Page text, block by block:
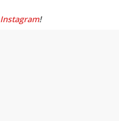
Instagram!